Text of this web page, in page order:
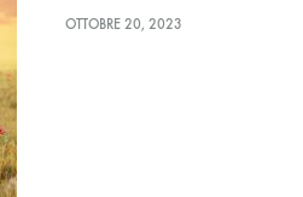
OTTOBRE 20, 2023